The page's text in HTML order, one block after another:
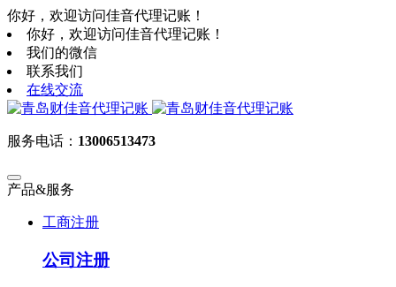
你好，欢迎访问佳音代理记账！
你好，欢迎访问佳音代理记账！
我们的微信
联系我们
在线交流
服务电话： 13006513473
产品&服务
工商注册
公司注册